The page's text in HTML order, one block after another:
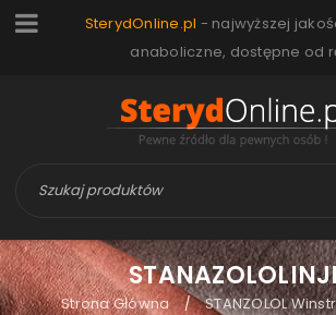
SterydOnline.pl - najwyższej
anaboliczne, dostępne od
Strona Główna / STANZOLOL